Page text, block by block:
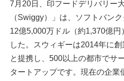
7月20日、印フードデリバリー
（Swiggy）」は、ソフトバン
12億5,000万ドル（約1,370億円
した。スウィギーは2014年に
と提携し、500以上の都市でサ
タートアップです。現在の企業